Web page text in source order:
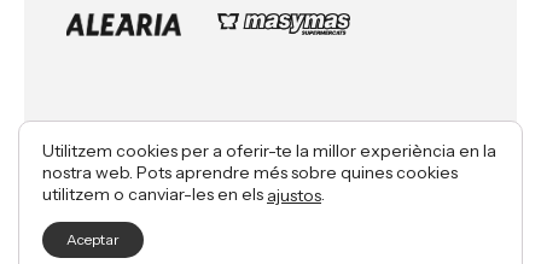
Utilitzem cookies per a oferir-te la millor experiència en la
nostra web. Pots aprendre més sobre quines cookies
utilitzem o canviar-les en els ajustos
Aceptar